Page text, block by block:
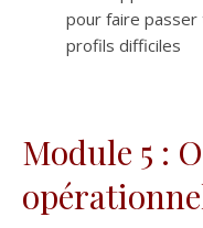
pour faire passer
profils difficiles
Module 5 :